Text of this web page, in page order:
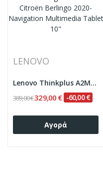
LENOVO
Lenovo Thinkplus A2MAX Series 8Core Android15...
389,00 €329,00 € -60,00 €
Αγορά